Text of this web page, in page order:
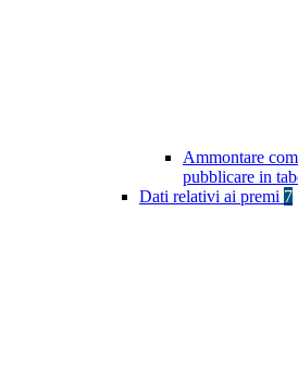
Ammontare
pubblicare in
Dati relativi ai premi 7